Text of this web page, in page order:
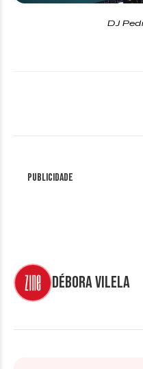
DJ
Publicidade
Débora Vilela